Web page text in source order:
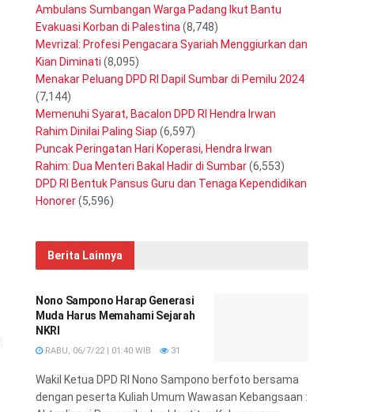
Ambulans Sumbangan Warga Padang Ikut Bantu
Evakuasi Korban di Palestina (8,748)
Mevrizal: Profesi Pengacara Syariah Menggiurkan dan
Kian Diminati (8,095)
Menakar Peluang DPD RI Dapil Sumbar di Pemilu 2024
(7,144)
Memenuhi Syarat, Bacalon DPD RI Hendra Irwan
Rahim Dinilai Paling Siap (6,597)
Puncak Peringatan Hari Koperasi, Hendra Irwan
Rahim: Dua Menteri Bakal Hadir di Sumbar(6,553)
DPD RI Bentuk Pansus Guru dan Tenaga Kependidikan
Honorer(5,596)
Berita Lainnya
Nono Sampono Harap Generasi
Muda Harus Memahami Sejarah
NKRI
RABU, 06/7/22 | 01:40 WIB 31
Wakil Ketua DPD RI Nono Sampono berfoto bersama
dengan peserta Kuliah Umum Wawasan Kebangsaan :